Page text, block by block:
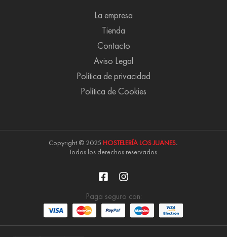
La empresa
Tienda
Contacto
Aviso Legal
Política de privacidad
Política de Cookies
Copyright © 2025 HOSTELERÍA LOS JUANES.
Todos los derechos reservados.
Paga seguro con: